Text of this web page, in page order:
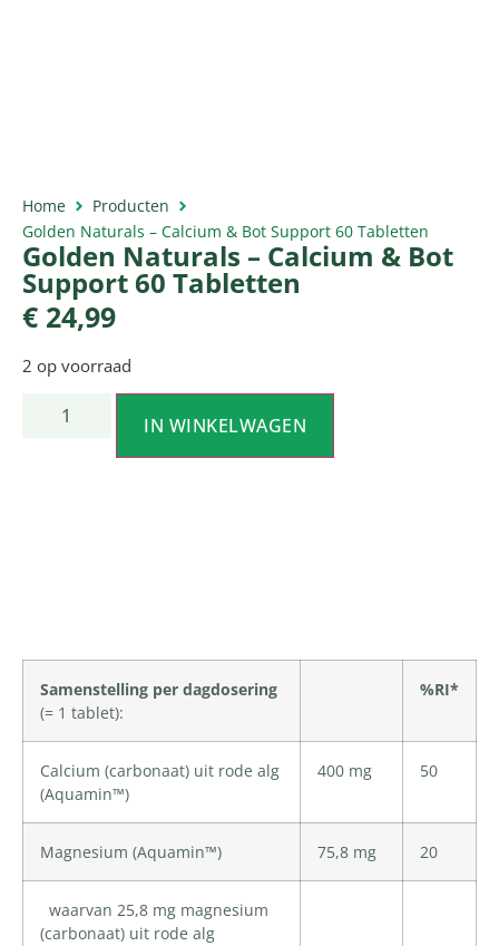
Home
Producten
Golden Naturals – Calcium & Bot Support 60 Tabletten
Golden Naturals – Calcium & Bot
Support 60 Tabletten
€ 24,99
2 op voorraad
IN WINKELWAGEN
Samenstelling per dagdosering
(= 1 tablet):
%RI*
Calcium (carbonaat) uit rode alg
(Aquamin™)
400 mg 50
Magnesium (Aquamin™) 75,8 mg 20
waarvan 25,8 mg magnesium
(carbonaat) uit rode alg